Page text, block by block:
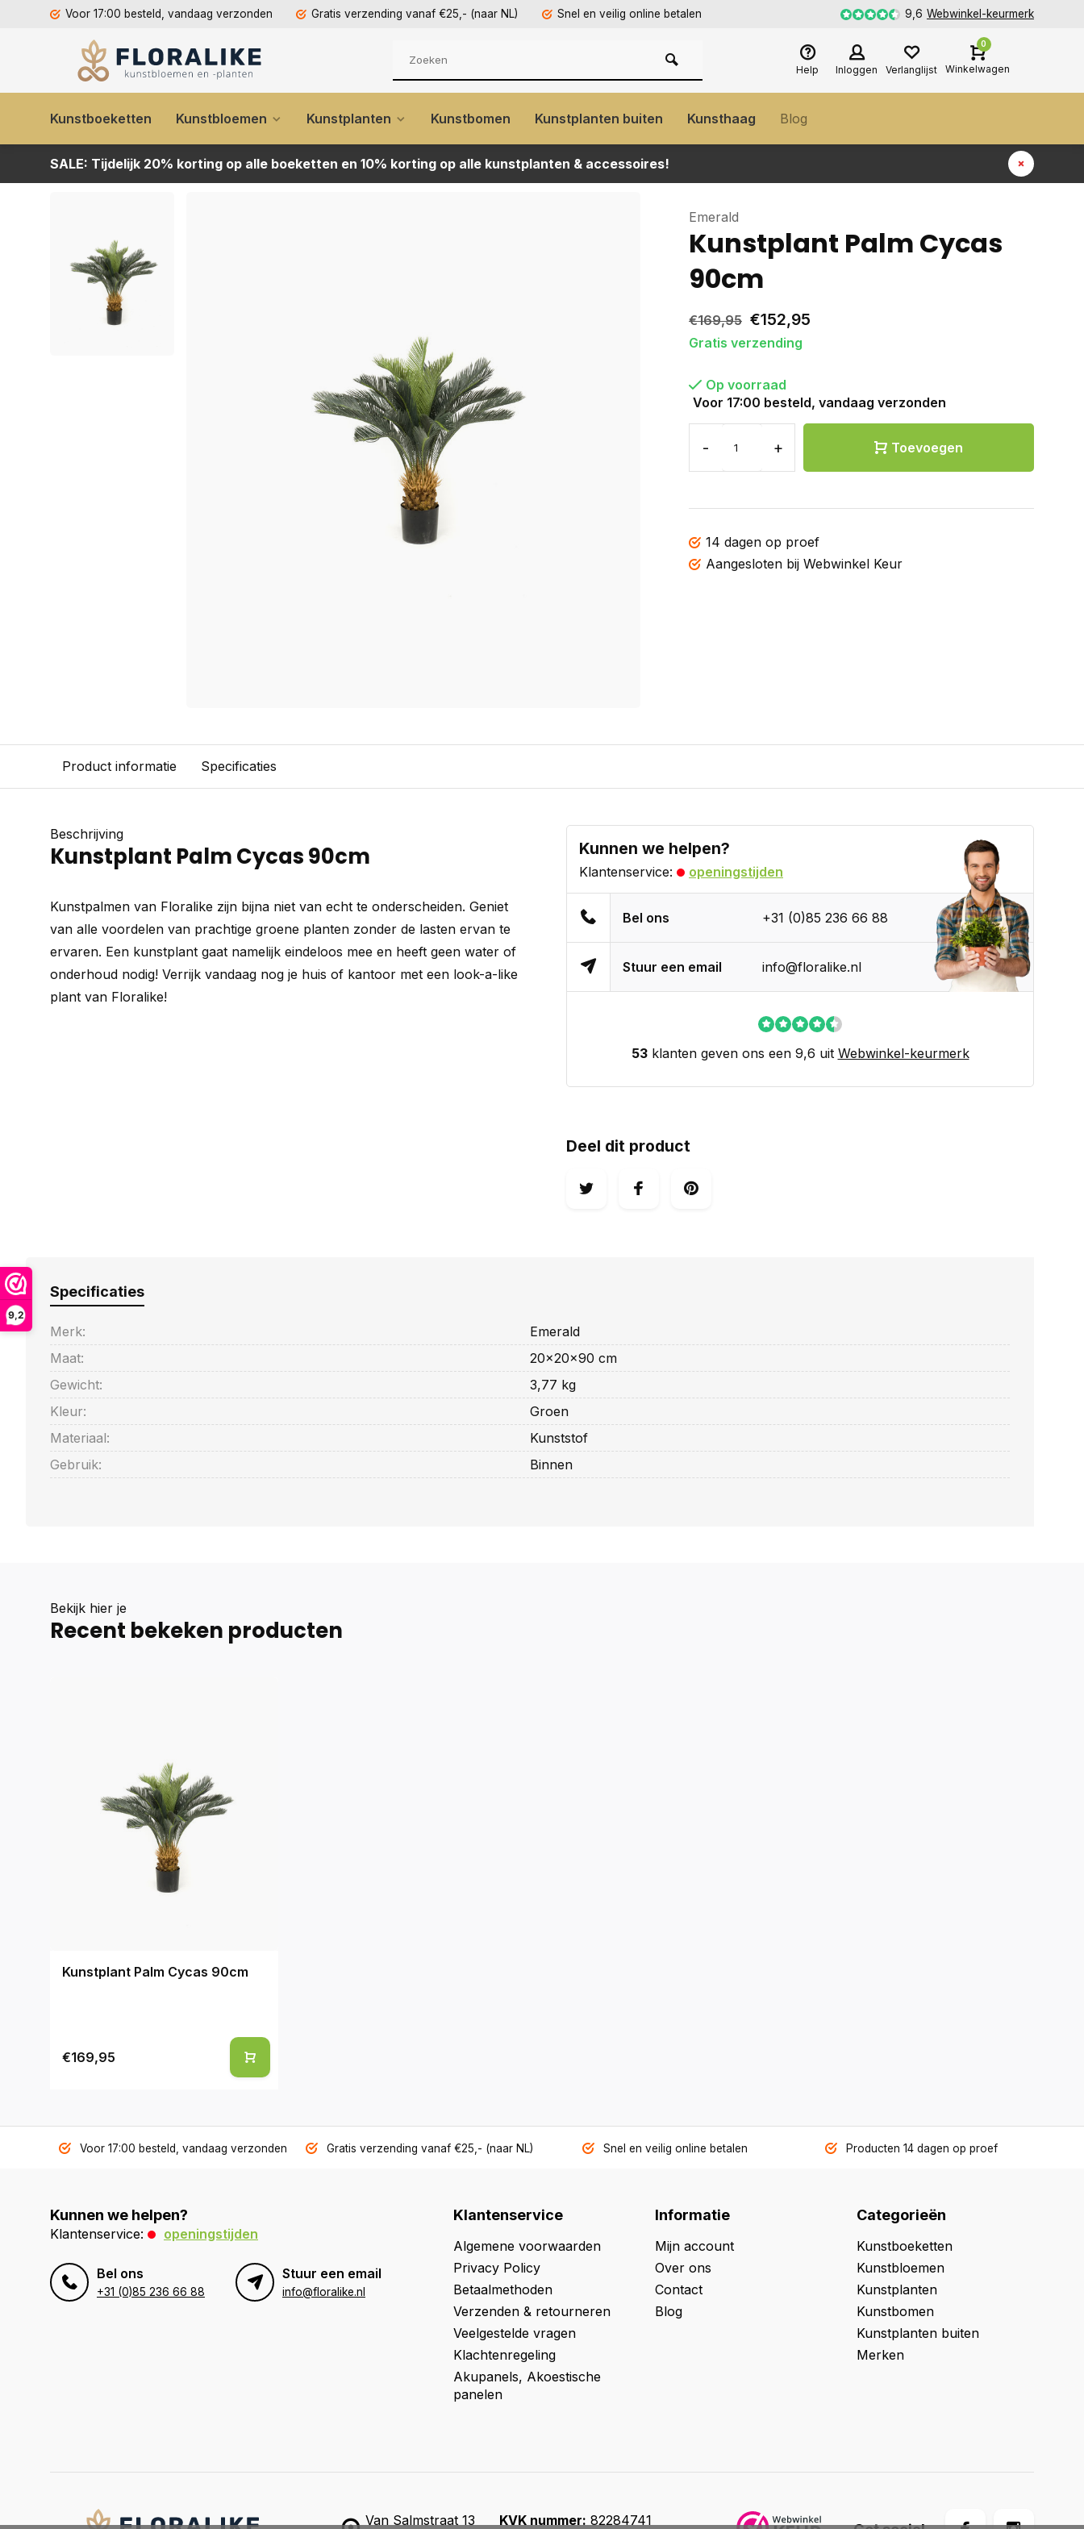
9,2
Voor 17:00 besteld, vandaag verzonden Gratis verzending vanaf €25,- (naar NL) Snel en veilig online betalen 9,6 Webwinkel-keurmerk
Help Inloggen Verlanglijst
0
Winkelwagen
Kunstboeketten Kunstbloemen Kunstplanten Kunstbomen Kunstplanten buiten Kunsthaag Blog
SALE: Tijdelijk 20% korting op alle boeketten en 10% korting op alle kunstplanten & accessoires!
Kunstplant Palm Cycas 90cm
Emerald
Kunstplant Palm Cycas
90cm
€169,95 €152,95
Gratis verzending
Op voorraad
Voor 17:00 besteld, vandaag verzonden
- + Toevoegen
14 dagen op proef
Aangesloten bij Webwinkel Keur
Product informatie Specificaties
Beschrijving
Kunstplant Palm Cycas 90cm
Kunstpalmen van Floralike zijn bijna niet van echt te onderscheiden. Geniet
van alle voordelen van prachtige groene planten zonder de lasten ervan te
ervaren. Een kunstplant gaat namelijk eindeloos mee en heeft geen water of
onderhoud nodig! Verrijk vandaag nog je huis of kantoor met een look-a-like
plant van Floralike!
Kunnen we helpen?
Klantenservice: openingstijden
Bel ons +31 (0)85 236 66 88
Stuur een email info@floralike.nl
53klanten geven ons een 9,6 uit Webwinkel-keurmerk
Deel dit product
Specificaties
Merk:
Emerald
Maat:
20x20x90 cm
Gewicht:
3,77 kg
Kleur:
Groen
Materiaal:
Kunststof
Gebruik:
Binnen
Bekijk hier je
Recent bekeken producten
Kunstplant Palm Cycas 90cm
€169,95
Voor 17:00 besteld, vandaag verzonden Gratis verzending vanaf €25,- (naar NL) Snel en veilig online betalen Producten 14 dagen op proef
Kunnen we helpen?
Klantenservice: openingstijden
Bel ons
+31 (0)85 236 66 88
Stuur een email
info@floralike.nl
Klantenservice
Algemene voorwaarden
Privacy Policy
Betaalmethoden
Verzenden & retourneren
Veelgestelde vragen
Klachtenregeling
Akupanels, Akoestische
panelen
Informatie
Mijn account
Over ons
Contact
Blog
Categorieën
Kunstboeketten
Kunstbloemen
Kunstplanten
Kunstbomen
Kunstplanten buiten
Merken
Van Salmstraat 13 KVK nummer: 82284741